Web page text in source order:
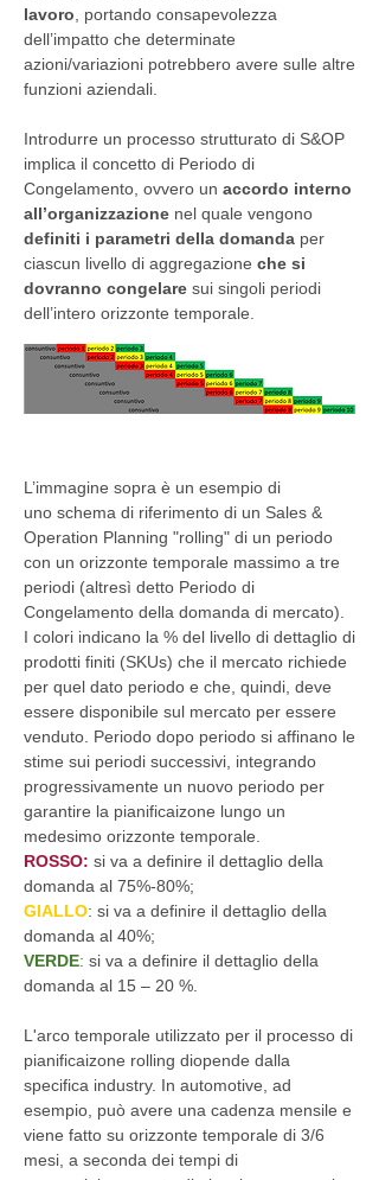
lavoro , portando consapevolezza
dell’impatto che determinate
azioni/variazioni potrebbero avere sulle altre
funzioni aziendali.
Introdurre un processo strutturato di S&OP
implica il concetto di Periodo di
Congelamento, ovvero un accordo interno
all’organizzazione nel quale vengono
definiti i parametri della domanda per
ciascun livello di aggregazione che si
dovranno congelare sui singoli periodi
dell’intero orizzonte temporale.
L’immagine sopra è un esempio di
uno schema di riferimento di un Sales &
Operation Planning "rolling" di un periodo
con un orizzonte temporale massimo a tre
periodi (altresì detto Periodo di
Congelamento della domanda di mercato).
I colori indicano la % del livello di dettaglio di
prodotti finiti (SKUs) che il mercato richiede
per quel dato periodo e che, quindi, deve
essere disponibile sul mercato per essere
venduto. Periodo dopo periodo si affinano le
stime sui periodi successivi, integrando
progressivamente un nuovo periodo per
garantire la pianificaizone lungo un
medesimo orizzonte temporale.
ROSSO: si va a definire il dettaglio della
domanda al 75%-80%;
GIALLO: si va a definire il dettaglio della
domanda al 40%;
VERDE: si va a definire il dettaglio della
domanda al 15 – 20 %.
L'arco temporale utilizzato per il processo di
pianificaizone rolling diopende dalla
specifica industry. In automotive, ad
esempio, può avere una cadenza mensile e
viene fatto su orizzonte temporale di 3/6
mesi, a seconda dei tempi di